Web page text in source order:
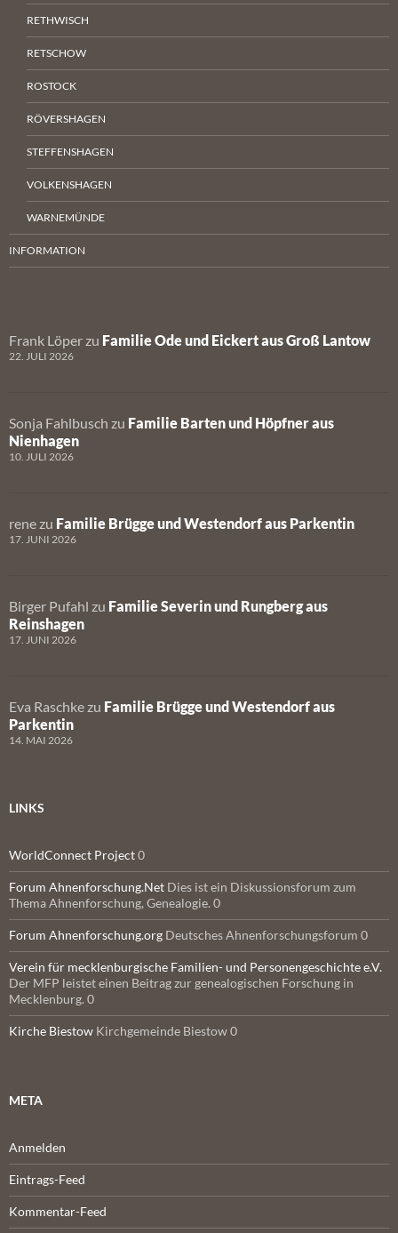
RETHWISCH
RETSCHOW
ROSTOCK
RÖVERSHAGEN
STEFFENSHAGEN
VOLKENSHAGEN
WARNEMÜNDE
INFORMATION
Frank Löper zu Familie Ode und Eickert aus Groß Lantow
22. JULI 2026
Sonja Fahlbusch zu Familie Barten und Höpfner aus
Nienhagen
10. JULI 2026
rene zu Familie Brügge und Westendorf aus Parkentin
17. JUNI 2026
Birger Pufahl zu Familie Severin und Rungberg aus
Reinshagen
17. JUNI 2026
Eva Raschke zu Familie Brügge und Westendorf aus
Parkentin
14. MAI 2026
LINKS
WorldConnect Project0
Forum Ahnenforschung.Net Dies ist ein Diskussionsforum zum
Thema Ahnenforschung, Genealogie. 0
Forum Ahnenforschung.org Deutsches Ahnenforschungsforum 0
Verein für mecklenburgische Familien- und Personengeschichte e.V.
Der MFP leistet einen Beitrag zur genealogischen Forschung in
Mecklenburg. 0
Kirche Biestow Kirchgemeinde Biestow 0
META
Anmelden
Eintrags-Feed
Kommentar-Feed